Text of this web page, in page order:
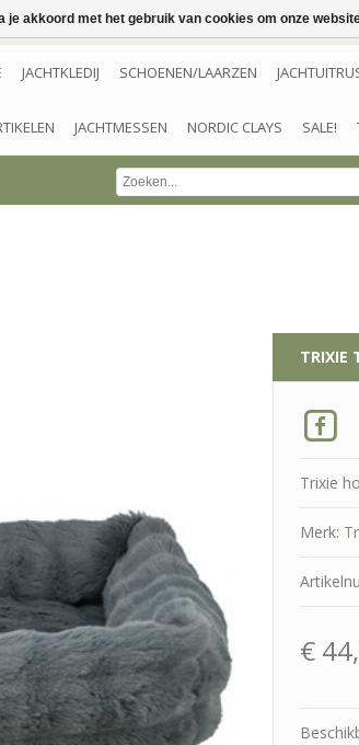
JACHTKLEDIJ SCHOENEN/LAARZEN
JACHTMESSEN NORDIC CLAYS SALE!
TRIXIE
Trixie
Merk:
€
je akkoord met het gebruik van cookies om onze